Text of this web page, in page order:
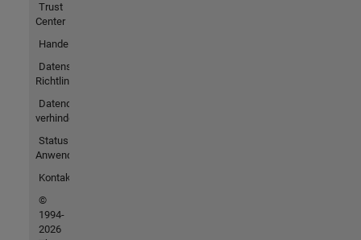
Trust
Center
Handelsmarken
Datenschutz-
Richtlinien
Datendiebstahl
verhindern
Status von
Anwendungen
Kontakt
©
1994-
2026